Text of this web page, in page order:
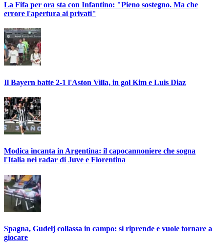
La Fifa per ora sta con Infantino: "Pieno sostegno. Ma che
errore l'apertura ai privati"
Il Bayern batte 2-1 l'Aston Villa, in gol Kim e Luis Diaz
Modica incanta in Argentina: il capocannoniere che sogna
l'Italia nei radar di Juve e Fiorentina
Spagna, Gudelj collassa in campo: si riprende e vuole tornare a
giocare